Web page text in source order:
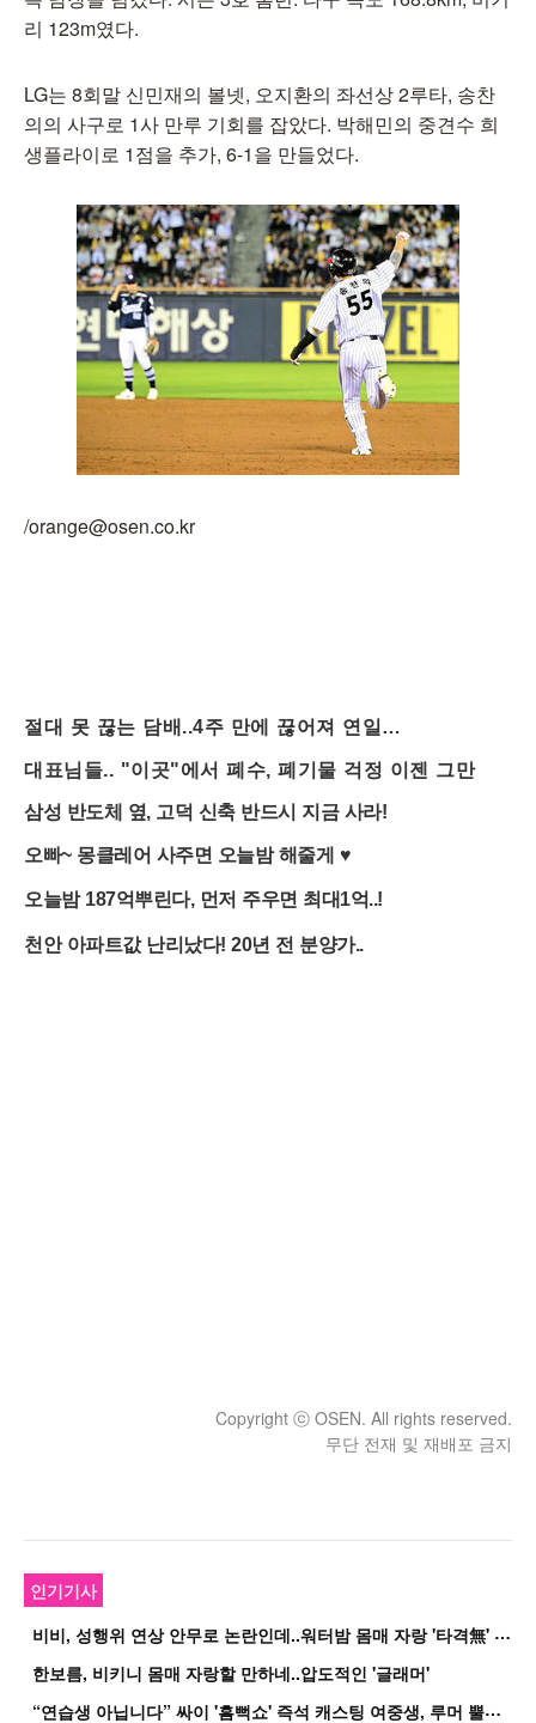
리 123m였다.
LG는 8회말 신민재의 볼넷, 오지환의 좌선상 2루타, 송찬
의의 사구로 1사 만루 기회를 잡았다. 박해민의 중견수 희
생플라이로 1점을 추가, 6-1을 만들었다.
/orange@osen.co.kr
Copyright ⓒ OSEN. All rights reserved.
무단 전재 및 재배포 금지
인기기사
비
비, 성행위 연상 안무로 논란인데..워터밤 몸매 자랑 '타격無' 근황
한보름, 비키니 몸매 자랑할 만하네..압도적인 '글래머'
“
연습생 아닙니다” 싸이 '흠뻑쇼' 즉석 캐스팅 여중생, 루머 뿔났다[Oh!쎈 이...